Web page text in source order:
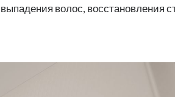
волос, восстановления